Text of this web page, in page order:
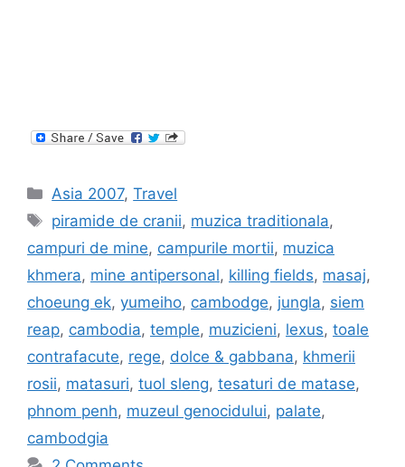
Categories
Asia 2007,Travel
Tags
piramide de cranii, muzica traditionala,
campuri de mine, campurile mortii, muzica
khmera, mine antipersonal, killing fields, masaj,
choeung ek, yumeiho, cambodge, jungla, siem
reap, cambodia, temple, muzicieni, lexus, toale
contrafacute, rege, dolce & gabbana, khmerii
rosii, matasuri, tuol sleng, tesaturi de matase,
phnom penh, muzeul genocidului, palate,
cambodgia